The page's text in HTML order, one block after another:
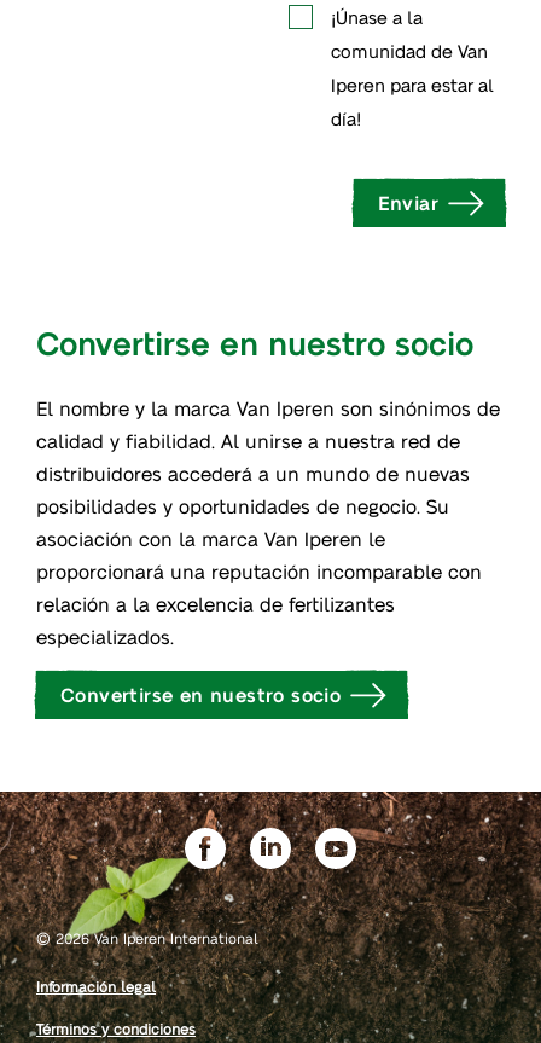
¡Únase a la
comunidad de Van
Iperen para estar al
día!
Enviar
Convertirse en nuestro socio
El nombre y la marca Van Iperen son sinónimos de
calidad y fiabilidad. Al unirse a nuestra red de
distribuidores accederá a un mundo de nuevas
posibilidades y oportunidades de negocio. Su
asociación con la marca Van Iperen le
proporcionará una reputación incomparable con
relación a la excelencia de fertilizantes
especializados.
Convertirse en nuestro socio
©2026 Van Iperen International
Información legal
Términos y condiciones